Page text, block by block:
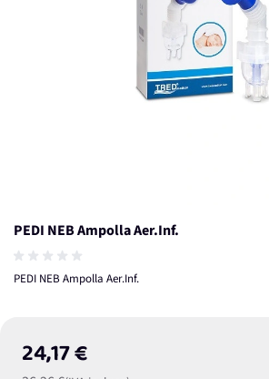
PEDI NEB Ampolla Aer.Inf.
PEDI NEB Ampolla Aer.Inf.
24,17 €